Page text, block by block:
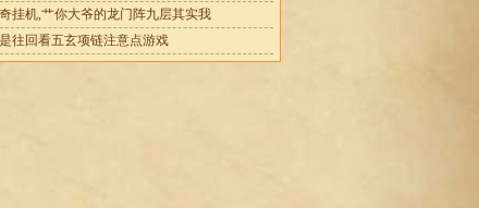
挂机,艹你大爷的龙门阵九层其实我
往回看五玄项链注意点游戏